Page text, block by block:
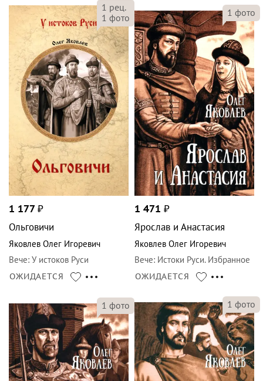
1 рец.
1 фото
1 177 ₽
Ольговичи
Яковлев Олег Игоревич
Вече: У истоков Руси
ОЖИДАЕТСЯ
1 фото
1 471 ₽
Ярослав и Анастасия
Яковлев Олег Игоревич
Вече: Истоки Руси. Избранное
ОЖИДАЕТСЯ
1 фото 1 фото